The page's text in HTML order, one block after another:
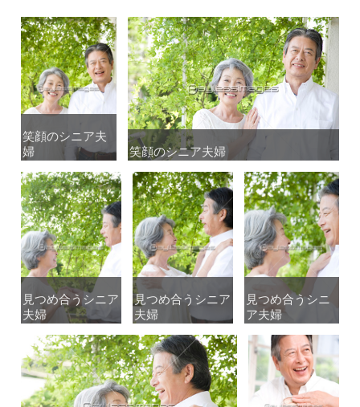
笑顔のシニア夫
婦
笑顔のシニア夫
婦
笑顔のシニア夫婦
笑顔のシニア夫婦
見つめ合うシニア
夫婦
見つめ合うシニア
夫婦
見つめ合うシニア
夫婦
見つめ合うシニア
夫婦
見つめ合うシニ
ア夫婦
見つめ合うシニ
ア夫婦